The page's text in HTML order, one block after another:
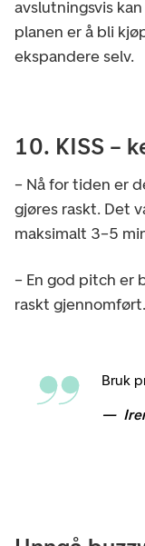
avslutningsvis
planen er å bli
ekspandere selv.
10. KISS –
– Nå for tiden er
gjøres raskt. Det
maksimalt 3–5
– En god pitch er
raskt gjennomført.
Bruk